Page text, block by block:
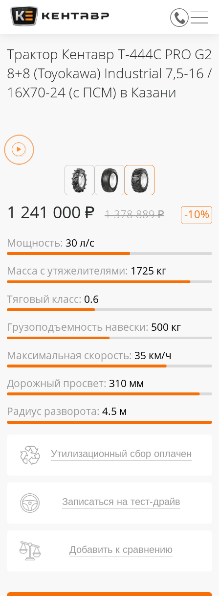
Трактор Кентавр Т-444C PRO G2
8+8 (Toyokawa) Industrial 7,5-16 /
16X70-24 (с ПСМ) в Казани
1 378 889₽ -10%
1 241 000 ₽
Мощность: 30 л/с
Масса с утяжелителями: 1725 кг
Тяговый класс: 0.6
Грузоподъемность навески: 500 кг
Максимальная скорость: 35 км/ч
Дорожный просвет: 310 мм
Радиус разворота: 4.5 м
Добавить к сравнению
Утилизационный сбор оплачен
Записаться на тест-драйв